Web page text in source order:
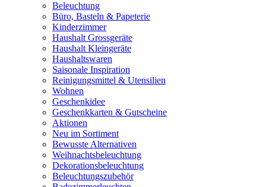
Beleuchtung
Büro, Basteln & Papeterie
Kinderzimmer
Haushalt Grossgeräte
Haushalt Kleingeräte
Haushaltswaren
Saisonale Inspiration
Reinigungsmittel & Utensilien
Wohnen
Geschenkidee
Geschenkkarten & Gutscheine
Aktionen
Neu im Sortiment
Bewusste Alternativen
Weihnachtsbeleuchtung
Dekorationsbeleuchtung
Beleuchtungszubehör